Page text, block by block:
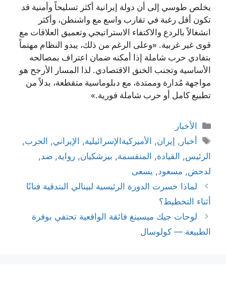
يخلص طوسي إلى أن دولة إيرانية أكثر تسليحاً وأمنية قد
تكون أقل رغبة في تقارب واسع مع واشنطن، وأكثر
انشغالاً بالردع والاكتفاء الاستراتيجي وتعميق العلاقات مع
قوى غير غربية. «وعلى الرغم من ذلك، يبدو النظام مهتماً
بتفادي حرب شاملة إذا أمكنه ضمان اعتراف بمصالحه
الأساسية وتجنب الخنق الاقتصادي. لذا المسار الأرجح هو
مواجهة مُدارة وممتدة، مع دبلوماسية متقطعة، بدلاً من
تطبيع كامل أو حرب شاملة فورية.»
التصنيفات
الأخبار
الوسوم
أخبار , إيران, الأميركيةالإسرائيلية, الإيراني, الحرب,
الرئيس, القيادة, المنقسمة, بيزشكيان, رواية, ضد,
لدحض, مسعود, يسعى
لماذا خسرت الدورة الرئيسية لبينالي البندقية فنانًا
أثناء التخطيط؟
لوحات جيك ميسينغ فائقة الواقعية تحتفي بوفرة
الطبيعة — كولوسال